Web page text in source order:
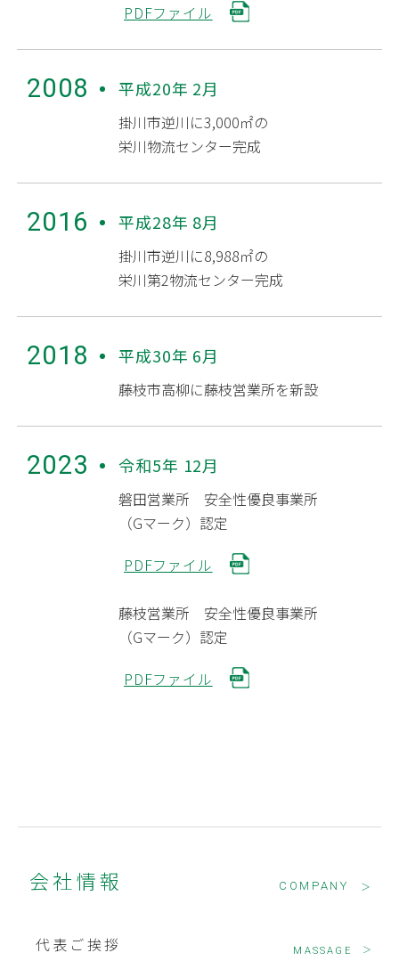
PDFファイル
2008 平成20年 2月
掛川市逆川に3,000㎡の
栄川物流センター完成
2016 平成28年 8月
掛川市逆川に8,988㎡の
栄川第2物流センター完成
2018 平成30年 6月
藤枝市高柳に藤枝営業所を新設
2023 令和5年 12月
磐田営業所 安全性優良事業所
（Gマーク）認定
PDFファイル
藤枝営業所 安全性優良事業所
（Gマーク）認定
PDFファイル
会社情報 COMPANY ＞
代表ご挨拶 MASSAGE ＞